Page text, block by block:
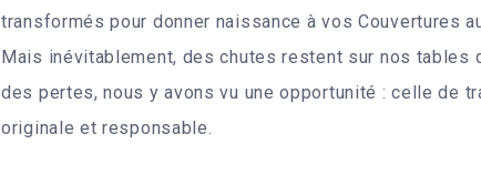
transformés pour donner naissance à vos Couvertures
Mais inévitablement, des chutes restent sur nos tables
des pertes, nous y avons vu une opportunité : celle de
originale et responsable.